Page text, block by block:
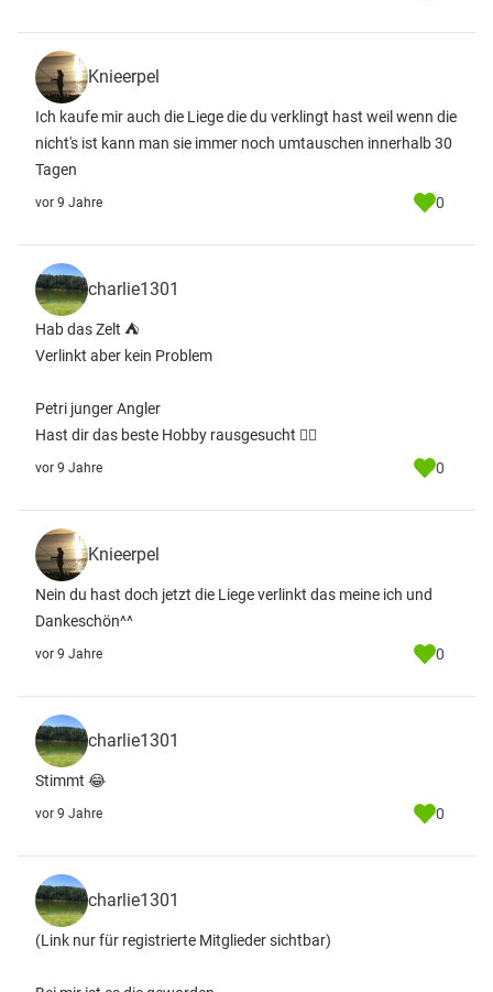
Knieerpel
Ich kaufe mir auch die Liege die du verklingt hast weil wenn die
nicht's ist kann man sie immer noch umtauschen innerhalb 30
Tagen
vor 9 Jahre 0
charlie1301
Hab das Zelt ⛺️
Verlinkt aber kein Problem
Petri junger Angler
Hast dir das beste Hobby rausgesucht 👍🏻
vor 9 Jahre 0
Knieerpel
Nein du hast doch jetzt die Liege verlinkt das meine ich und
Dankeschön^^
vor 9 Jahre 0
charlie1301
Stimmt 😂
vor 9 Jahre 0
charlie1301
(Link nur für registrierte Mitglieder sichtbar)